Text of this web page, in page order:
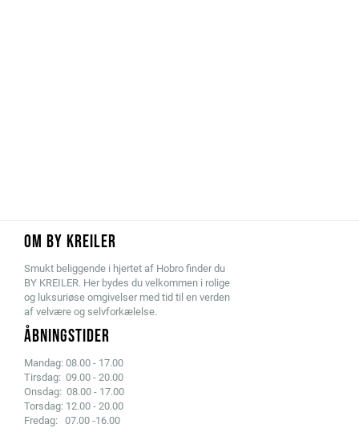
OM BY KREILER
Smukt beliggende i hjertet af Hobro finder du
BY KREILER. Her bydes du velkommen i rolige
og luksuriøse omgivelser med tid til en verden
af velvære og selvforkælelse.
ÅBNINGSTIDER
Mandag: 08.00 - 17.00
Tirsdag: 09.00 - 20.00
Onsdag: 08.00 - 17.00
Torsdag: 12.00 - 20.00
Fredag: 07.00 -16.00